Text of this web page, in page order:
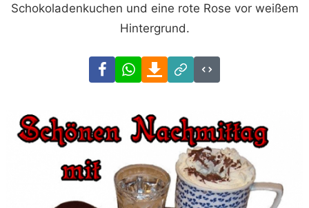
Schokoladenkuchen und eine rote Rose vor weißem
Hintergrund.
FacebookWhatsAppDownload
Link
Code